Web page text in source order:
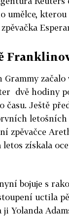
umělce,
Grammy začalo
dvě hodiny
času. Ještě
zpěvačce
získala
bojuje s
uctila
ji Yolanda